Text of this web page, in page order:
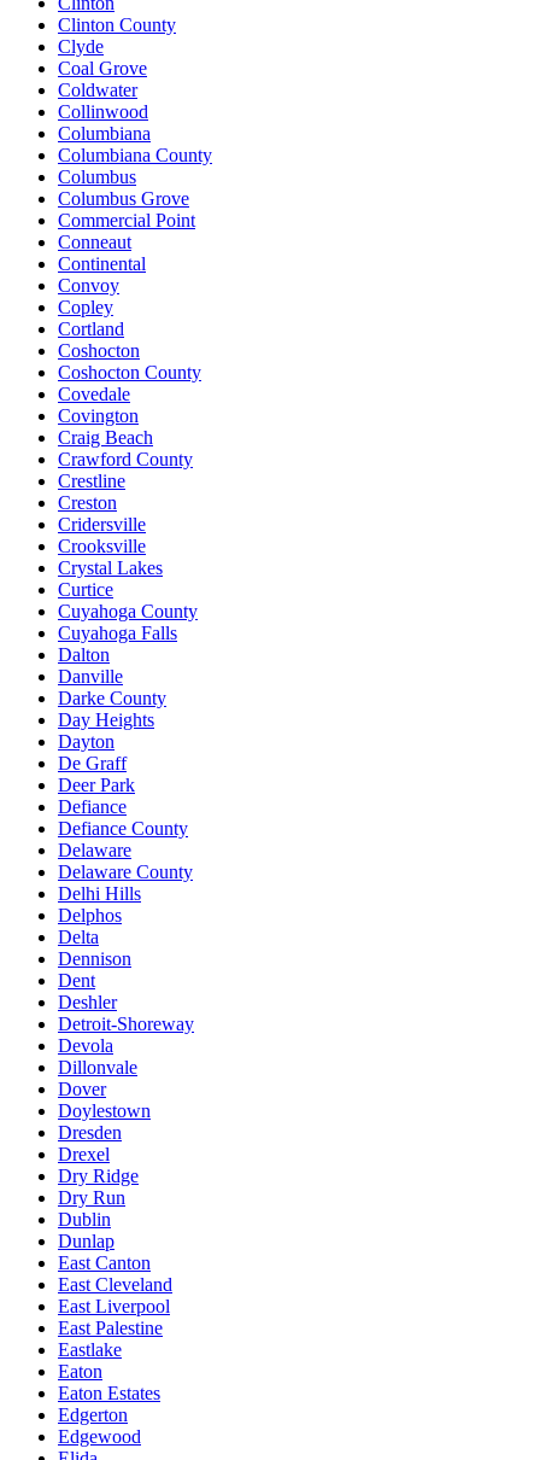
Clinton County
Clyde
Coal Grove
Coldwater
Collinwood
Columbiana
Columbiana County
Columbus
Columbus Grove
Commercial Point
Conneaut
Continental
Convoy
Copley
Cortland
Coshocton
Coshocton County
Covedale
Covington
Craig Beach
Crawford County
Crestline
Creston
Cridersville
Crooksville
Crystal Lakes
Curtice
Cuyahoga County
Cuyahoga Falls
Dalton
Danville
Darke County
Day Heights
Dayton
De Graff
Deer Park
Defiance
Defiance County
Delaware
Delaware County
Delhi Hills
Delphos
Delta
Dennison
Dent
Deshler
Detroit-Shoreway
Devola
Dillonvale
Dover
Doylestown
Dresden
Drexel
Dry Ridge
Dry Run
Dublin
Dunlap
East Canton
East Cleveland
East Liverpool
East Palestine
Eastlake
Eaton
Eaton Estates
Edgerton
Edgewood